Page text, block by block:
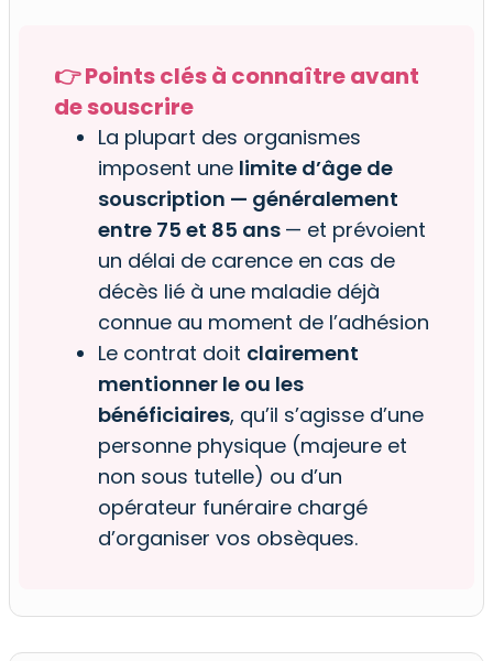
👉 Points clés à connaître avant
de souscrire
La plupart des organismes
imposent une limite d’âge de
souscription — généralement
entre 75 et 85 ans — et prévoient
un délai de carence en cas de
décès lié à une maladie déjà
connue au moment de l’adhésion
Le contrat doit clairement
mentionner le ou les
bénéficiaires, qu’il s’agisse d’une
personne physique (majeure et
non sous tutelle) ou d’un
opérateur funéraire chargé
d’organiser vos obsèques.